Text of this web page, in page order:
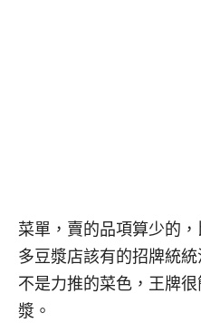
菜單，賣的品項算少的
多豆漿店該有的招牌統
不是力推的菜色，王牌
漿。